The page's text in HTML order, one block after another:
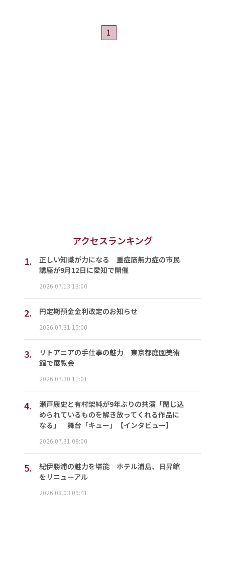
1
アクセスランキング
1.
正しい知識が力になる 重症筋無力症の市民
講座が9月12日に愛知で開催
2026.07.13 13:00
2. 円定期預金金利改定のお知らせ
2026.07.31 15:00
3.
リトアニアの手仕事の魅力 東京都庭園美術
館で展覧会
2026.07.30 11:01
4.
瀬戸康史と有村架純が9年ぶりの共演「閉じ込
められているものを解き放ってくれる作品に
なる」 舞台「キュー」【インタビュー】
2026.07.31 08:00
5.
紀伊勝浦の魅力を堪能 ホテル浦島、日昇館
をリニューアル
2026.08.03 09:41